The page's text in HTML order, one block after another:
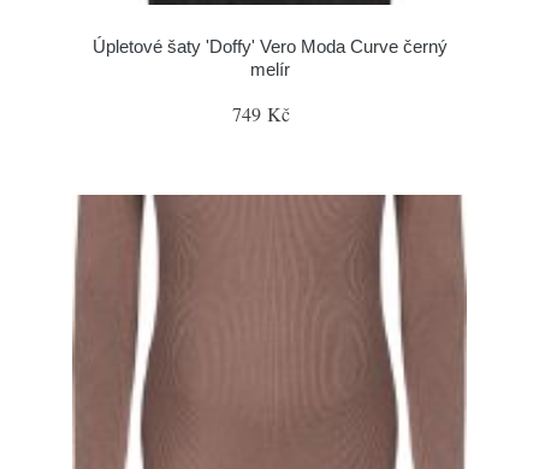
Úpletové šaty 'Doffy' Vero Moda Curve černý
melír
749 Kč